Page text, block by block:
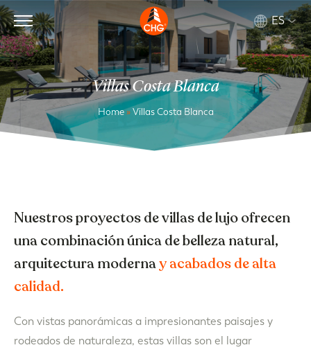
ES
Villas Costa Blanca
Home»Villas Costa Blanca
Nuestros proyectos de villas de lujo ofrecen
una combinación única de belleza natural,
arquitectura modernay acabados de alta
calidad.
Con vistas panorámicas a impresionantes paisajes y
rodeados de naturaleza, estas villas son el lugar